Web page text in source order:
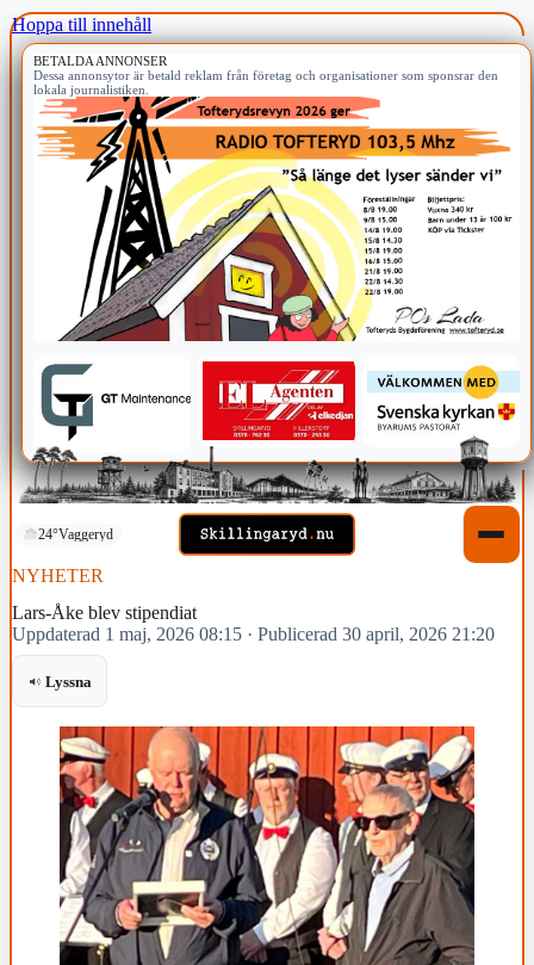
Hoppa till innehåll
BETALDA ANNONSER
Dessa annonsytor är betald reklam från företag och organisationer som sponsrar den
lokala journalistiken.
24°Vaggeryd
NYHETER
Lars-Åke blev stipendiat
Uppdaterad 1 maj, 2026 08:15 · Publicerad 30 april, 2026 21:20
Lyssna